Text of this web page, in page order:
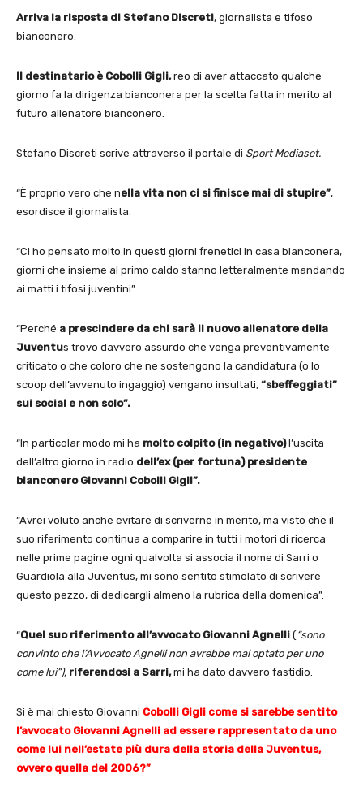
Arriva la risposta di Stefano Discreti, giornalista e tifoso
bianconero.
Il destinatario è Cobolli Gigli,reo di aver attaccato qualche
giorno fa la dirigenza bianconera per la scelta fatta in merito al
futuro allenatore bianconero.
Stefano Discreti scrive attraverso il portale di Sport Mediaset.
“È proprio vero che nella vita non ci si finisce mai di stupire”,
esordisce il giornalista.
“Ci ho pensato molto in questi giorni frenetici in casa bianconera,
giorni che insieme al primo caldo stanno letteralmente mandando
ai matti i tifosi juventini”.
“Perché a prescindere da chi sarà il nuovo allenatore della
Juventus trovo davvero assurdo che venga preventivamente
criticato o che coloro che ne sostengono la candidatura (o lo
scoop dell’avvenuto ingaggio) vengano insultati, “sbeffeggiati”
sui social e non solo”.
“In particolar modo mi ha molto colpito (in negativo)l’uscita
dell’altro giorno in radio dell’ex (per fortuna) presidente
bianconero Giovanni Cobolli Gigli”.
“Avrei voluto anche evitare di scriverne in merito, ma visto che il
suo riferimento continua a comparire in tutti i motori di ricerca
nelle prime pagine ogni qualvolta si associa il nome di Sarri o
Guardiola alla Juventus, mi sono sentito stimolato di scrivere
questo pezzo, di dedicargli almeno la rubrica della domenica”.
“Quel suo riferimento all’avvocato Giovanni Agnelli (“sono
convinto che l’Avvocato Agnelli non avrebbe mai optato per uno
come lui”), riferendosi a Sarri,mi ha dato davvero fastidio.
Si è mai chiesto Giovanni Cobolli Gigli come si sarebbe sentito
l’avvocato Giovanni Agnelli ad essere rappresentato da uno
come lui nell’estate più dura della storia della Juventus,
ovvero quella del 2006?”